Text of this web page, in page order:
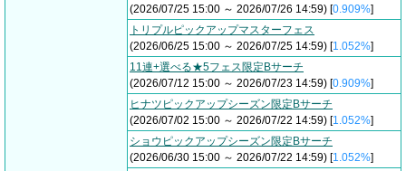
(2026/07/25 15:00 ～ 2026/07/26 14:59) [0.909%]
トリプルピックアップマスターフェス
(2026/06/25 15:00 ～ 2026/07/25 14:59) [1.052%]
11連+選べる★5フェス限定Bサーチ
(2026/07/12 15:00 ～ 2026/07/23 14:59) [0.909%]
ヒナツピックアップシーズン限定Bサーチ
(2026/07/02 15:00 ～ 2026/07/22 14:59) [1.052%]
ショウピックアップシーズン限定Bサーチ
(2026/06/30 15:00 ～ 2026/07/22 14:59) [1.052%]